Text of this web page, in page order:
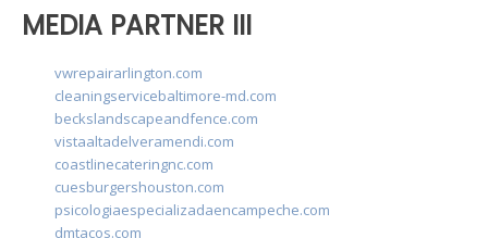
MEDIA PARTNER III
vwrepairarlington.com
cleaningservicebaltimore-md.com
beckslandscapeandfence.com
vistaaltadelveramendi.com
coastlinecateringnc.com
cuesburgershouston.com
psicologiaespecializadaencampeche.com
dmtacos.com